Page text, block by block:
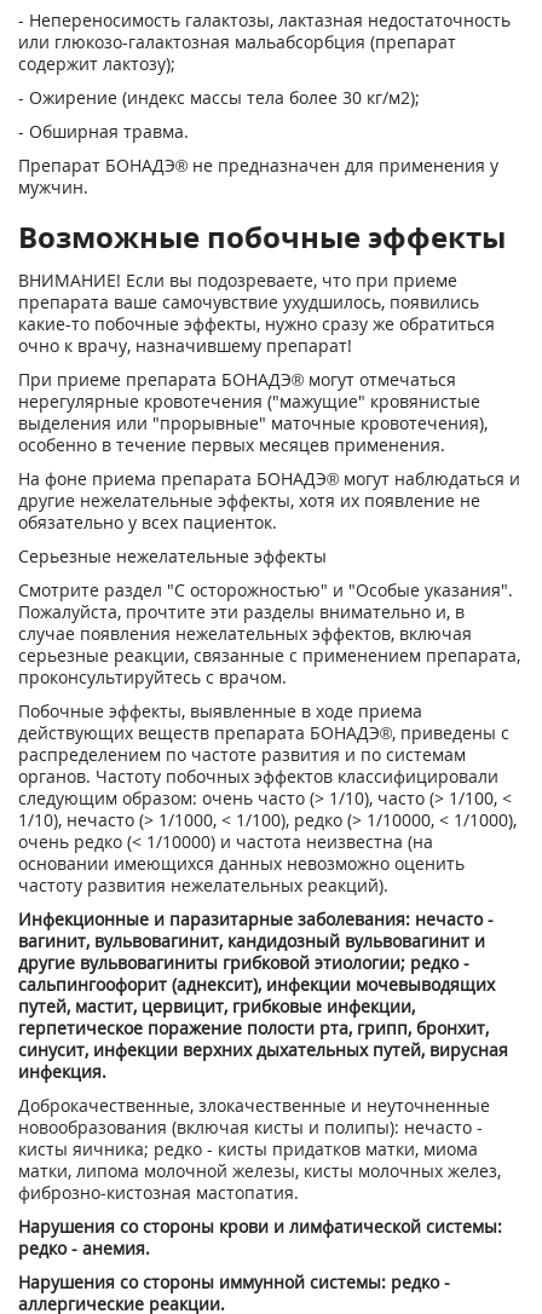
- Непереносимость галактозы, лактазная недостаточность
или глюкозо-галактозная мальабсорбция (препарат
содержит лактозу);
- Ожирение (индекс массы тела более 30 кг/м2);
- Обширная травма.
Препарат БОНАДЭ® не предназначен для применения у
мужчин.
Возможные побочные эффекты
ВНИМАНИЕ! Если вы подозреваете, что при приеме
препарата ваше самочувствие ухудшилось, появились
какие-то побочные эффекты, нужно сразу же обратиться
очно к врачу, назначившему препарат!
При приеме препарата БОНАДЭ® могут отмечаться
нерегулярные кровотечения ("мажущие" кровянистые
выделения или "прорывные" маточные кровотечения),
особенно в течение первых месяцев применения.
На фоне приема препарата БОНАДЭ® могут наблюдаться и
другие нежелательные эффекты, хотя их появление не
обязательно у всех пациенток.
Серьезные нежелательные эффекты
Смотрите раздел "С осторожностью" и "Особые указания".
Пожалуйста, прочтите эти разделы внимательно и, в
случае появления нежелательных эффектов, включая
серьезные реакции, связанные с применением препарата,
проконсультируйтесь с врачом.
Побочные эффекты, выявленные в ходе приема
действующих веществ препарата БОНАДЭ®, приведены с
распределением по частоте развития и по системам
органов. Частоту побочных эффектов классифицировали
следующим образом: очень часто (> 1/10), часто (> 1/100, <
1/10), нечасто (> 1/1000, < 1/100), редко (> 1/10000, < 1/1000),
очень редко (< 1/10000) и частота неизвестна (на
основании имеющихся данных невозможно оценить
частоту развития нежелательных реакций).
Инфекционные и паразитарные заболевания: нечасто -
вагинит, вульвовагинит, кандидозный вульвовагинит и
другие вульвовагиниты грибковой этиологии; редко -
сальпингоофорит (аднексит), инфекции мочевыводящих
путей, мастит, цервицит, грибковые инфекции,
герпетическое поражение полости рта, грипп, бронхит,
синусит, инфекции верхних дыхательных путей, вирусная
инфекция.
Доброкачественные, злокачественные и неуточненные
новообразования (включая кисты и полипы): нечасто -
кисты яичника; редко - кисты придатков матки, миома
матки, липома молочной железы, кисты молочных желез,
фиброзно-кистозная мастопатия.
Нарушения со стороны крови и лимфатической системы:
редко - анемия.
Нарушения со стороны иммунной системы: редко -
аллергические реакции.